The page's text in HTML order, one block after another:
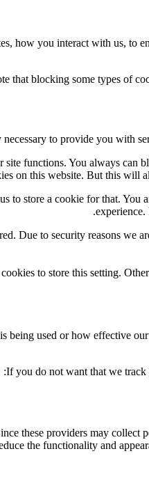
how you interact with us, to
blocking some types of
to provide you with
functions. You always can
on this website. But this will
store a cookie for that. You
Due to security reasons we
to store this setting.
used or how effective
If you do not want that we
these providers may
the functionality and